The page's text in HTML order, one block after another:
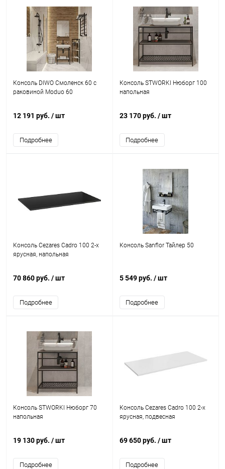
Консоль DIWO Смоленск 60 с
раковиной Moduo 60
12 191 руб. / шт
Подробнее
Консоль STWORKI Нюборг 100
напольная
23 170 руб. / шт
Подробнее
Консоль Cezares Cadro 100 2-х
ярусная, напольная
70 860 руб. / шт
Подробнее
Консоль Sanflor Тайлер 50
5 549 руб. / шт
Подробнее
Консоль STWORKI Нюборг 70
напольная
19 130 руб. / шт
Подробнее
Консоль Cezares Cadro 100 2-х
ярусная, подвесная
69 650 руб. / шт
Подробнее